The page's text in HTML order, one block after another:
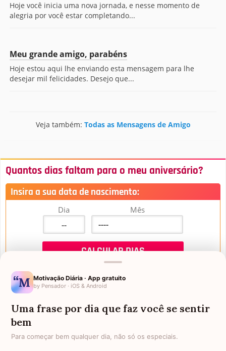
Hoje você inicia uma nova jornada, e nesse momento de
alegria por você estar completando...
Meu grande amigo, parabéns
Hoje estou aqui lhe enviando esta mensagem para lhe
desejar mil felicidades. Desejo que...
Veja também: Todas as Mensagens de Amigo
Quantos dias faltam para o meu aniversário?
Insira a sua data de nascimento:
Dia Mês
Mensagens de Aniversário
FALTAM 3 DIAS PARA O MEU
Motivação Diária · App gratuito
by Pensador · iOS & Android
Uma frase por dia que faz você se sentir
bem
Para começar bem qualquer dia, não só os especiais.